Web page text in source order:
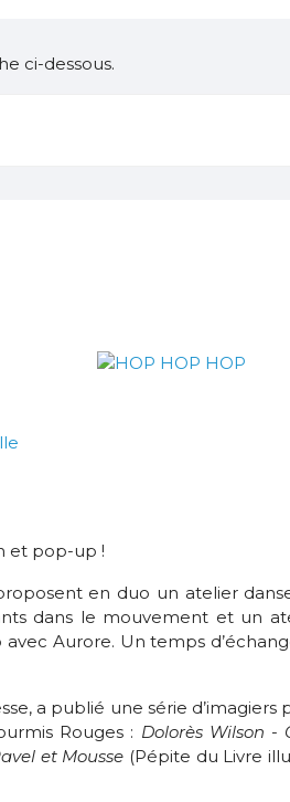
ci-dessous.
et pop-up !
en duo un atelier
dans le mouvement et un
Aurore. Un temps
a publié une série d’imagiers
Rouges : Dolorès Wilson -
et Mousse (Pépite du Livre